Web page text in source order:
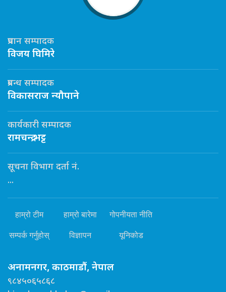
प्रधान सम्पादक
विजय घिमिरे
प्रबन्ध सम्पादक
विकासराज न्यौपाने
कार्यकारी सम्पादक
रामचन्द्र भट्ट
सूचना विभाग दर्ता नं.
...
हाम्रो टीम हाम्रो बारेमा गोपनीयता नीति
सम्पर्क गर्नुहोस् विज्ञापन यूनिकोड
अनामनगर, काठमाडौं, नेपाल
९८४५०६५८६८